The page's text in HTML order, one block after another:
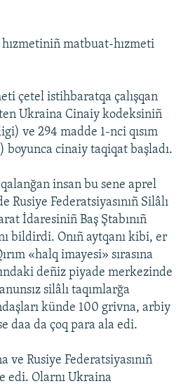
hızmetiniñ matbuat-hızmeti
çetel istihbaratqa çalışqan
Ukraina Cinaiy kodeksiniñ
ve 294 madde 1-nci qısım
cinaiy taqiqat başladı.
insan bu sene aprel
Rusiye Federatsiyasınıñ Silâlı
İdaresiniñ Baş Ştabınıñ
bildirdi. Onıñ aytqanı kibi, er
«halq imayesi» sırasına
deñiz piyade merkezinde
silâlı taqımlarğa
künde 100 grivna, arbiy
daa da çoq para ala edi.
ve Rusiye Federatsiyasınıñ
edi. Olarnı Ukraina